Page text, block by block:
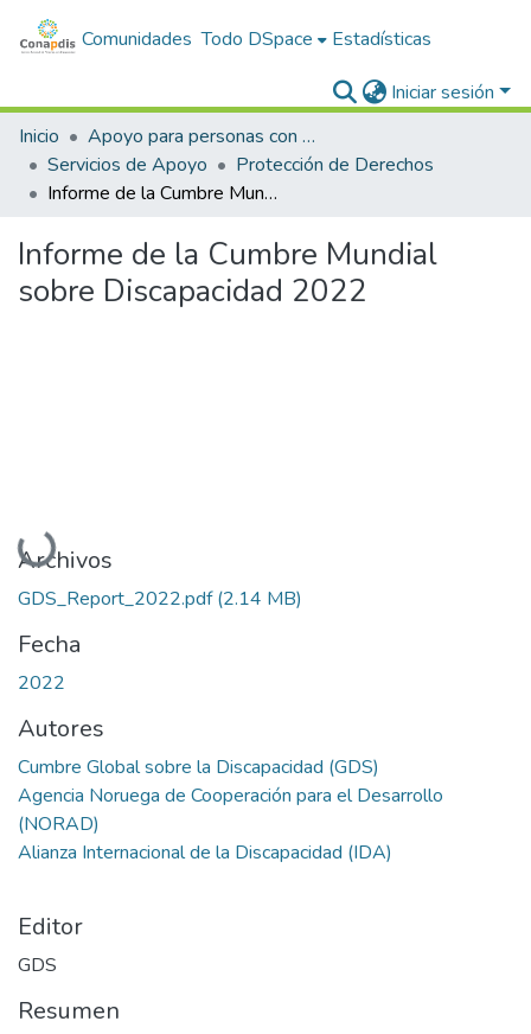
Comunidades Todo DSpace Estadísticas
Iniciar sesión
Inicio
Apoyo para personas con discapacidad
Servicios de Apoyo
Protección de Derechos
Informe de la Cumbre Mundial sobre Discapacidad 2022
Informe de la Cumbre Mundial
sobre Discapacidad 2022
Cargando...
Archivos
GDS_Report_2022.pdf(2.14 MB)
Fecha
2022
Autores
Cumbre Global sobre la Discapacidad (GDS)
Agencia Noruega de Cooperación para el Desarrollo
(NORAD)
Alianza Internacional de la Discapacidad (IDA)
Editor
GDS
Resumen